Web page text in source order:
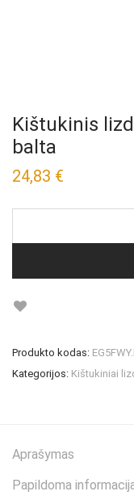
Kištukinis
balta
24,83 €
Produkto kodas:
Kategorijos: Kištukiniai
Aprašymas
Papildoma